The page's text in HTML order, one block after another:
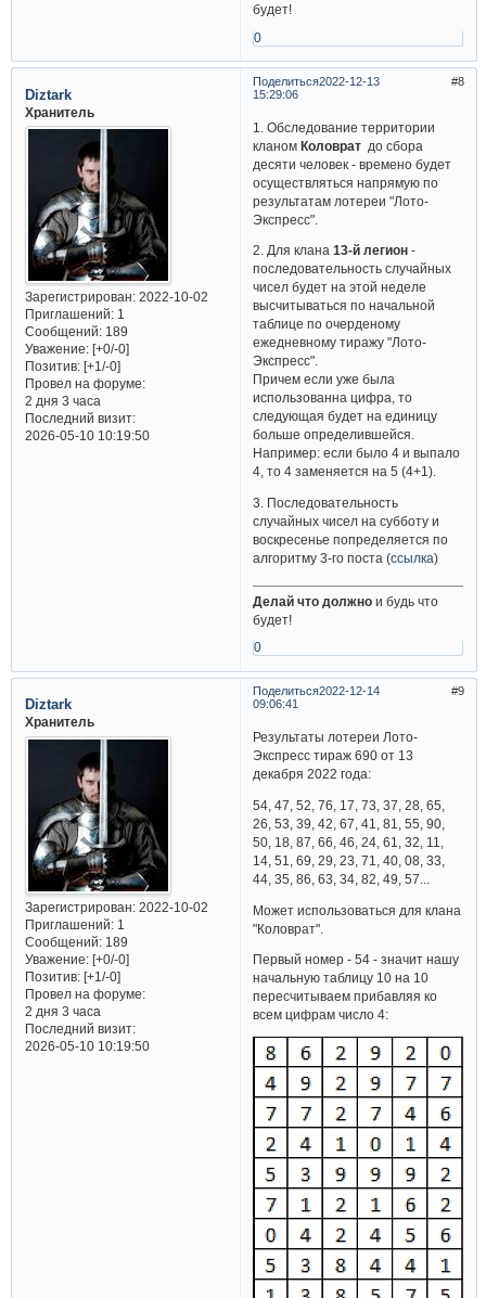
будет!
0
Поделиться 8
2022-12-13
15:29:06
Diztark
Хранитель
Зарегистрирован: 2022-10-02
Приглашений:1
Сообщений:189
Уважение: [+0/-0]
Позитив: [+1/-0]
Провел на форуме:
2 дня 3 часа
Последний визит:
2026-05-10 10:19:50
1. Обследование территории
кланомКоловрат до сбора
десяти человек - времено будет
осуществляться напрямую по
результатам лотереи "Лото-
Экспресс".
2. Для клана13-й легион -
последовательность случайных
чисел будет на этой неделе
высчитываться по начальной
таблице по очерденому
ежедневному тиражу "Лото-
Экспресс".
Причем если уже была
использованна цифра, то
следующая будет на единицу
больше определившейся.
Например: если было 4 и выпало
4, то 4 заменяется на 5 (4+1).
3. Последовательность
случайных чисел на субботу и
воскресенье попределяется по
алгоритму 3-го поста (ссылка)
Делай что должно и будь что
будет!
0
Поделиться 9
2022-12-14
09:06:41
Diztark
Хранитель
Зарегистрирован: 2022-10-02
Приглашений:1
Сообщений:189
Уважение: [+0/-0]
Позитив: [+1/-0]
Провел на форуме:
2 дня 3 часа
Последний визит:
2026-05-10 10:19:50
Результаты лотереи Лото-
Экспресс тираж 690 от 13
декабря 2022 года:
54, 47, 52, 76, 17, 73, 37, 28, 65,
26, 53, 39, 42, 67, 41, 81, 55, 90,
50, 18, 87, 66, 46, 24, 61, 32, 11,
14, 51, 69, 29, 23, 71, 40, 08, 33,
44, 35, 86, 63, 34, 82, 49, 57...
Может использоваться для клана
"Коловрат".
Первый номер - 54 - значит нашу
начальную таблицу 10 на 10
пересчитываем прибавляя ко
всем цифрам число 4: